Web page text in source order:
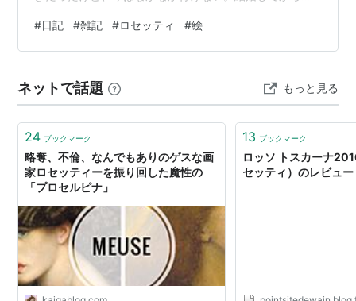
美術の時間のことを思い出した。授業で「教科書に出て
くる絵画の画風、自分の好きなものを選んで好きな絵を
ッティという画家の絵を選びました。その時初めて見た
画風が好みで。 www.news-digest.co.uk「プロセルピ
ナ」というこの絵です。 omo…
#日記 #雑記 #ロセッティ #絵
ネットで話題 もっと見る
24 ブックマーク
略奪、不倫、なんでもありのゲスな画
家ロセッティーを振り回した魔性の
「プロセルピナ」
13 ブックマーク
ロッソ トスカーナ
セッティ）のレビュ